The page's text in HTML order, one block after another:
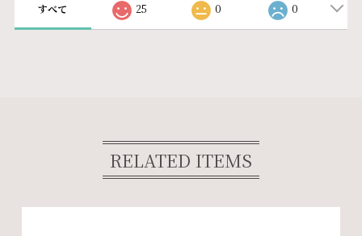
すべて 25 0 0
RELATED ITEMS